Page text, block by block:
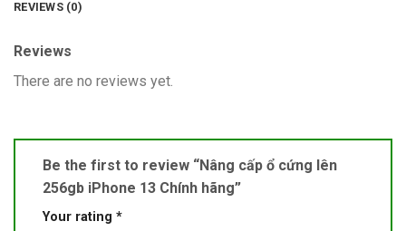
REVIEWS (0)
Reviews
There are no reviews yet.
Be the first to review “Nâng cấp ổ cứng lên
256gb iPhone 13 Chính hãng”
Your rating *